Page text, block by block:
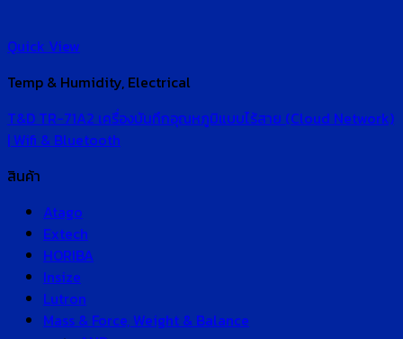
Quick View
Temp & Humidity, Electrical
T&D TR-71A2 เครื่องบันทึกอุณหภูมิแบบไร้สาย (Cloud Network)
| Wifi & Bluetooth
สินค้า
Atago
Extech
HORIBA
Insize
Lutron
Mass & Force, Weight & Balance